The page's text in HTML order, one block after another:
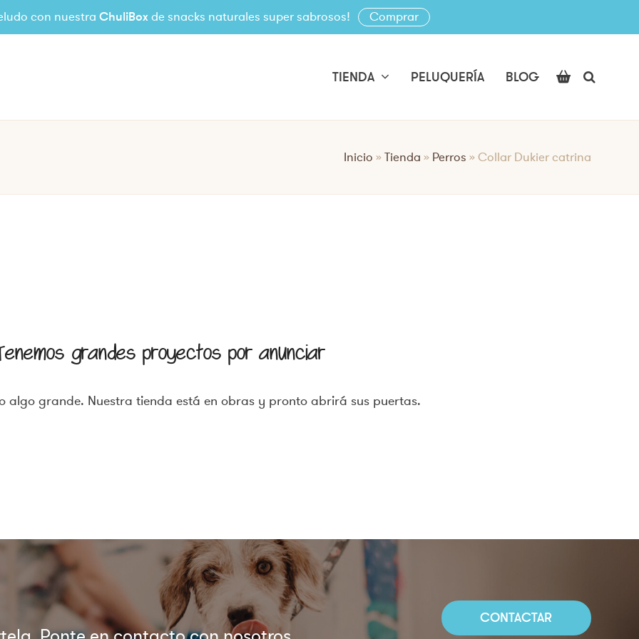
con nuestra ChuliBoxde snacks naturales super sabrosos! Comprar
TIENDA PELUQUERÍA BLOG
Inicio » Tienda » Perros » Collar Dukier catrina
grandes proyectos por anunciar
algo grande. Nuestra tienda está en obras y pronto abrirá sus puertas.
CONTACTAR